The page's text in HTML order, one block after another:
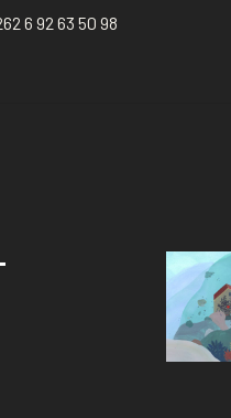
6 92 63 50 98